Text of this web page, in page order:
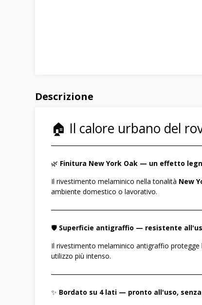
Descrizione
🏠 Il calore urbano del
🌿 Finitura New York Oak — un effetto
Il rivestimento melaminico nella tonalità New
ambiente domestico o lavorativo.
🛡️ Superficie antigraffio — resistente
Il rivestimento melaminico antigraffio
utilizzo più intenso.
✨ Bordato su 4 lati — pronto all'uso,